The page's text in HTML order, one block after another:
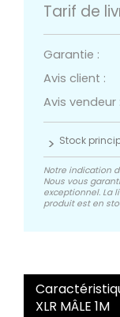
Tarif de
Garantie :
Avis client :
Avis vendeur :
Stock
Notre indication
Nous vous
exceptionnel. La
produit est en
XLR MÂLE 1M